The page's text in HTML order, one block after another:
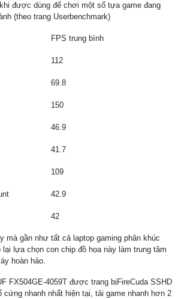
được dùng để chơi một số tựa game đang
(theo trang Userbenchmark)
FPS trung bình
112
69.8
150
46.9
41.7
109
42.9
42
mà gần như tất cả laptop gaming phân khúc
lựa chọn con chip đồ họa này làm trung tâm
hoàn hảo.
FX504GE-4059T được trang bịFireCuda SSHD
cứng nhanh nhất hiện tại, tải game nhanh hơn 2